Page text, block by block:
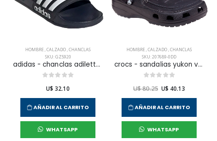
HOMBRE,CALZADO,CHANCLAS
SKU: GZ5920
adidas - chanclas adilette shower para hombre
U$ 32.10
AÑADIR AL CARRITO
WHATSAPP
HOMBRE,CALZADO,CHANCLAS
SKU: 207689-0DD
crocs - sandalias yukon vista ii para hombre
U$ 80.25 U$ 40.13
AÑADIR AL CARRITO
WHATSAPP